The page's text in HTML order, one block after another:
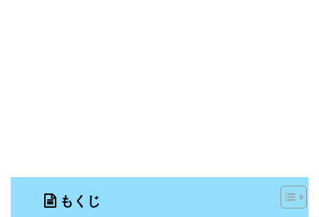
もくじ